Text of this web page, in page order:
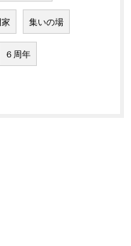
集いの場
６周年